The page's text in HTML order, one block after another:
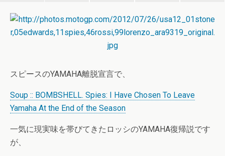
スピースのYAMAHA離脱宣言で、
Soup :: BOMBSHELL. Spies: I Have Chosen To Leave
Yamaha At the End of the Season
一気に現実味を帯びてきたロッシのYAMAHA復帰説です
が、